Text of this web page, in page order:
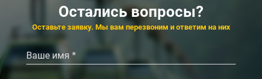
4.4 Евпатория
‹ ›
4.5 Железноводск 4.2
Остались вопросы?
Оставьте заявку. Мы вам перезвоним и ответим на них